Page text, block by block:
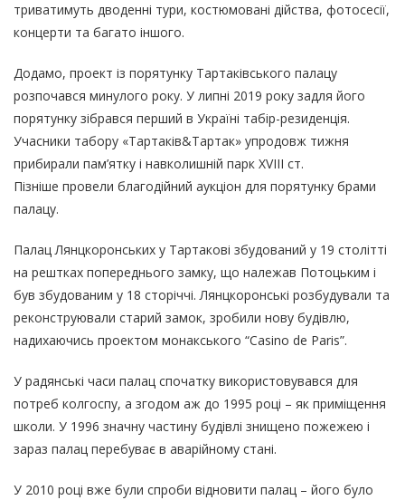
триватимуть дводенні тури, костюмовані дійства, фотосесії,
концерти та багато іншого.
Додамо, проект із порятунку Тартаківського палацу
розпочався минулого року. У липні 2019 року задля його
порятунку зібрався перший в Україні табір-резиденція.
Учасники табору «Тартаків&Тартак» упродовж тижня
прибирали пам’ятку і навколишній парк XVІII ст.
Пізніше провели благодійний аукціон для порятунку брами
палацу.
Палац Лянцкоронських у Тартакові збудований у 19 столітті
на рештках попереднього замку, що належав Потоцьким і
був збудованим у 18 сторіччі. Лянцкоронські розбудували та
реконструювали старий замок, зробили нову будівлю,
надихаючись проектом монакського “Casino de Paris”.
У радянські часи палац спочатку використовувався для
потреб колгоспу, а згодом аж до 1995 році – як приміщення
школи. У 1996 значну частину будівлі знищено пожежею і
зараз палац перебуває в аварійному стані.
У 2010 році вже були спроби відновити палац – його було